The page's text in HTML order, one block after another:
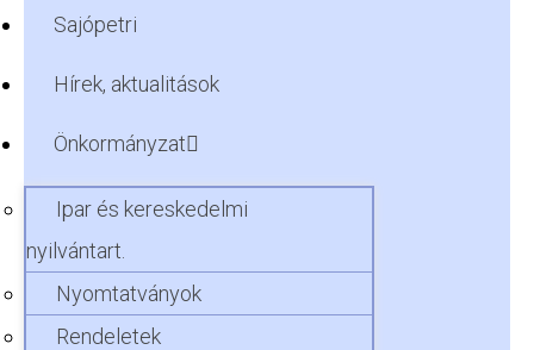
Sajópetri
Hírek, aktualitások
Önkormányzat
Ipar és kereskedelmi
nyilvántart.
Nyomtatványok
Rendeletek